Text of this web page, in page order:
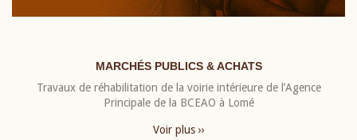
MARCHÉS PUBLICS & ACHATS
Travaux de réhabilitation de la voirie intérieure de l’Agence
Principale de la BCEAO à Lomé
Voir plus ››